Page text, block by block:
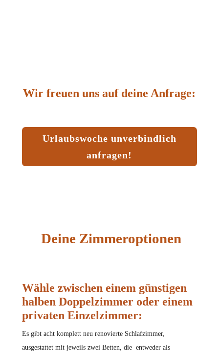
Wir freuen uns auf deine Anfrage:
Urlaubswoche unverbindlich
anfragen!
Deine Zimmeroptionen
Wähle zwischen einem günstigen
halben Doppelzimmer oder einem
privaten Einzelzimmer:
Es gibt acht komplett neu renovierte Schlafzimmer,
ausgestattet mit jeweils zwei Betten, die entweder als